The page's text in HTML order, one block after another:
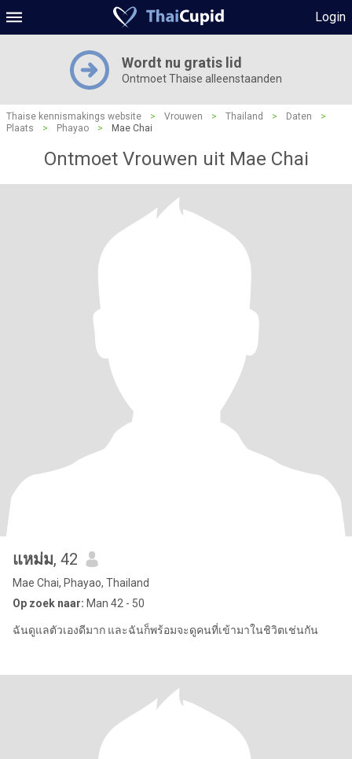
Login
Wordt nu gratis lid
Ontmoet Thaise alleenstaanden
Thaise kennismakings website > Vrouwen > Thailand > Daten
>
Plaats
> Phayao > Mae Chai
Ontmoet Vrouwen uit Mae Chai
แหม่ม, 42
Mae Chai, Phayao, Thailand
Op zoek naar: Man 42 - 50
ฉันดูแลตัวเองดีมาก และฉันก็พร้อมจะดูคนที่เข้ามาในชิวิตเช่นกัน